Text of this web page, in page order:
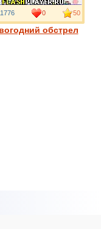
обстрел
0 50